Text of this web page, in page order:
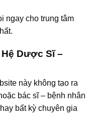
ngay cho trung tâm
Dược Sĩ –
này không tạo ra
bác sĩ – bệnh nhân
hay bất kỳ chuyên gia